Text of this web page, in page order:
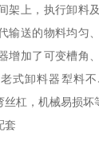
架上，执行卸料
输送的物料均匀
增加了可变槽角
式卸料器犁料
杠，机械易损坏
套